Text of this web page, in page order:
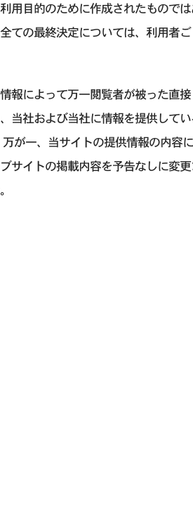
用目的のために作成されたもので
ての最終決定については、利用者
報によって万一閲覧者が被った直
当社および当社に情報を提供して
が一、当サイトの提供情報の内容
サイトの掲載内容を予告なしに変